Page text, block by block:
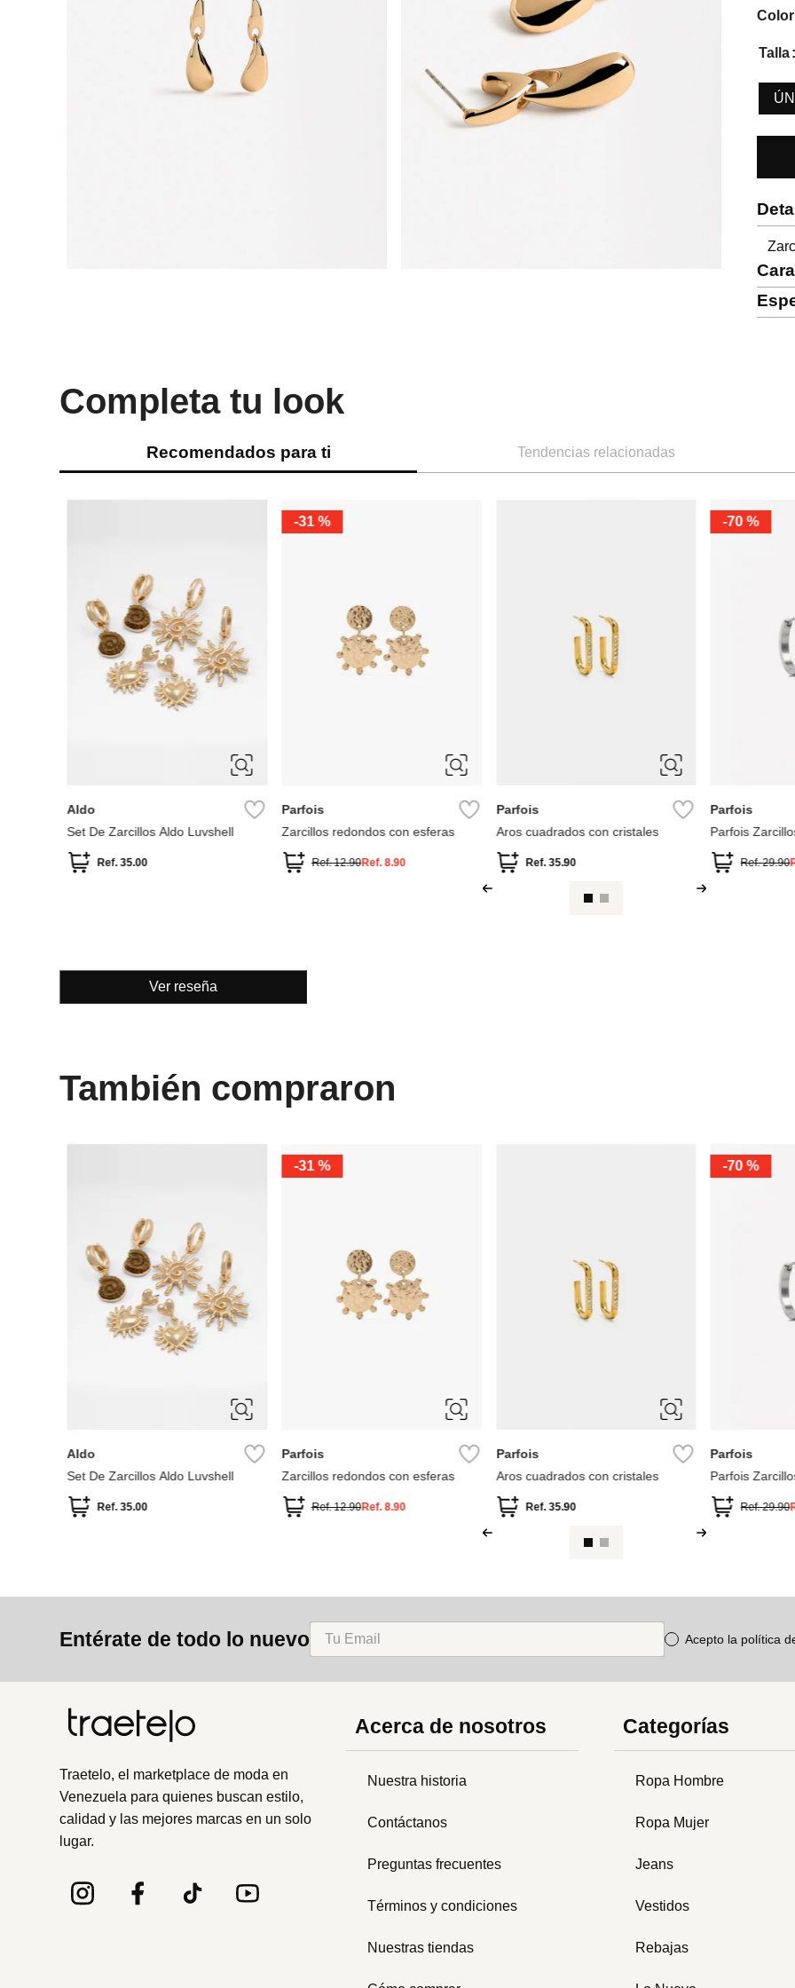
Color
Talla
Completa tu look
Recomendados para ti Tendencias relacionadas
Aldo
Set De Zarcillos Aldo Luvshell
Ref.35.00
-31 %
Parfois
Zarcillos redondos con esferas
Ref.12.90Ref.8.90
Parfois
Aros cuadrados con cristales
Ref.35.90
-70 %
Parfois
Parfois
Ref.29.90
Ver reseña
También compraron
Aldo
Set De Zarcillos Aldo Luvshell
Ref.35.00
-31 %
Parfois
Zarcillos redondos con esferas
Ref.12.90Ref.8.90
Parfois
Aros cuadrados con cristales
Ref.35.90
-70 %
Parfois
Parfois
Ref.29.90
Entérate de todo lo nuevo Acepto la política
Traetelo, el marketplace de moda en
Venezuela para quienes buscan estilo,
calidad y las mejores marcas en un solo
lugar.
Acerca de nosotros
Nuestra historia
Contáctanos
Preguntas frecuentes
Términos y condiciones
Nuestras tiendas
Categorías
Ropa Hombre
Ropa Mujer
Jeans
Vestidos
Rebajas